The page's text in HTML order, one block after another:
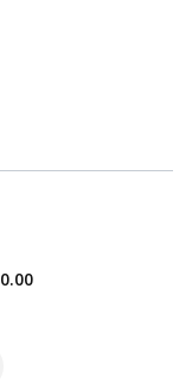
0.00